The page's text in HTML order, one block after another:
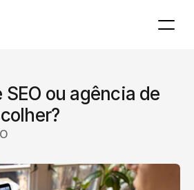
ou agência de